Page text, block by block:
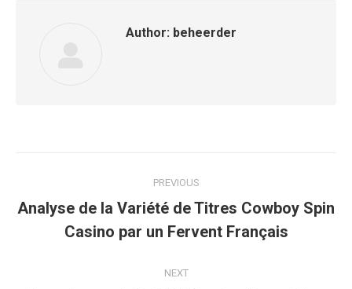
Author: beheerder
navigation
PREVIOUS
Previous
post:
Analyse de la Variété de Titres Cowboy Spin
Casino par un Fervent Français
NEXT